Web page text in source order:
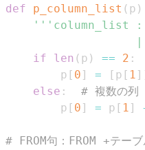
def
p_column_list ( p )
if
len ( p ) == 2 :
        p
[ 0 ] = [ p [ 1 ]
else :
# 複数の列
        p
[ 0 ] = p [ 1 ]
# FROM句：FROM +テー